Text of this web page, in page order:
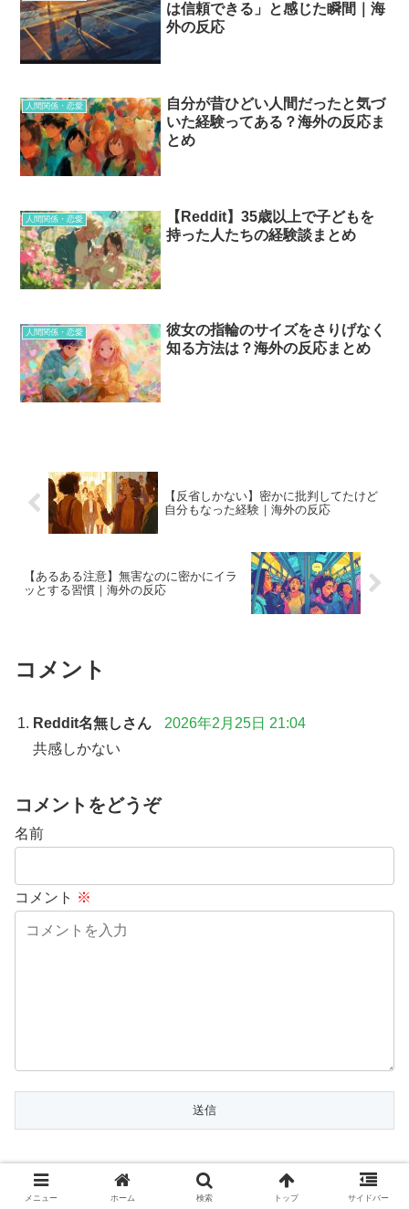
は信頼できる」と感じた瞬間｜海
外の反応
人間関係・恋愛
自分が昔ひどい人間だったと気づ
いた経験ってある？海外の反応ま
とめ
人間関係・恋愛
【Reddit】35歳以上で子どもを
持った人たちの経験談まとめ
人間関係・恋愛
彼女の指輪のサイズをさりげなく
知る方法は？海外の反応まとめ
【反省しかない】密かに批判してたけど
自分もなった経験｜海外の反応
【あるある注意】無害なのに密かにイラ
ッとする習慣｜海外の反応
コメント
Reddit名無しさん
2026年2月25日 21:04
共感しかない
コメントをどうぞ
名前
コメント ※
ホーム 人間関係・恋愛
メニュー ホーム 検索 トップ サイドバー